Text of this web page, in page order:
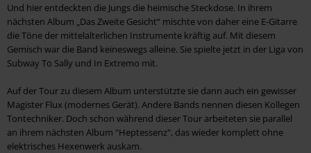
Und hier entdeckten die Jungs die heimische Steckdose. In ihrem
nächsten Album „Das Zweite Gesicht“ mischte von daher eine E-Gitarre
die Töne der mittelalterlichen Instrumente kräftig auf. Mit diesem
Gemisch war die Band keineswegs alleine. Sie spielte jetzt in der Liga von
Subway To Sally und In Extremo mit.
Auf der Tour zu diesem Album unterstützte sie dann auch ein gewisser
Magister Flux (modernes Gerät). Andere Bands nennen diesen Kollegen
Tontechniker. Doch schon während dieser Tour arbeiteten sie parallel
an ihrem nächsten Album "Heptessenz", das wieder komplett ohne
elektrisches Hexenwerk auskam.